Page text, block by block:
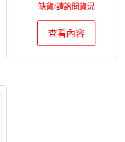
缺貨/請詢問貨況
查看內容